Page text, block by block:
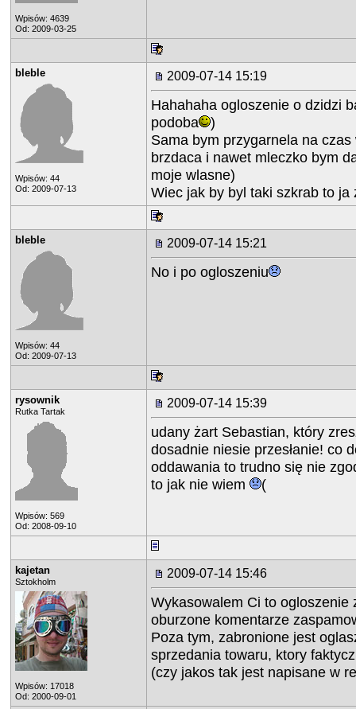
Wpisów: 4639
Od: 2009-03-25
bleble
Wpisów: 44
Od: 2009-07-13
2009-07-14 15:19
Hahahaha ogloszenie o dzidzi
podoba
)
Sama bym przygarnela na
brzdaca i nawet mleczko bym
moje wlasne)
Wiec jak by byl taki szkrab to ja
bleble
Wpisów: 44
Od: 2009-07-13
2009-07-14 15:21
No i po ogloszeniu
rysownik
Rutka Tartak
Wpisów: 569
Od: 2008-09-10
2009-07-14 15:39
udany żart Sebastian, który
dosadnie niesie przesłanie! co
oddawania to trudno się nie
to jak nie wiem
(
kajetan
Sztokholm
Wpisów: 17018
Od: 2000-09-01
2009-07-14 15:46
Wykasowalem Ci to ogloszenie
oburzone komentarze
Poza tym, zabronione jest
sprzedania towaru, ktory
(czy jakos tak jest napisane w